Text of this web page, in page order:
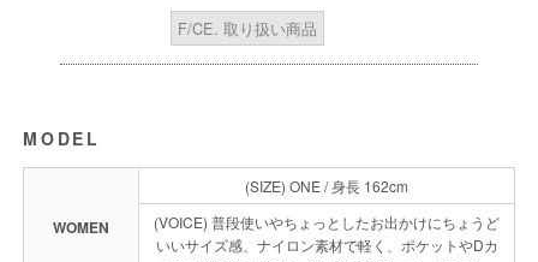
F/CE. 取り扱い商品
MODEL
WOMEN
(SIZE) ONE / 身長 162cm
(VOICE) 普段使いやちょっとしたお出かけにちょうど
いいサイズ感、ナイロン素材で軽く、ポケットやDカ